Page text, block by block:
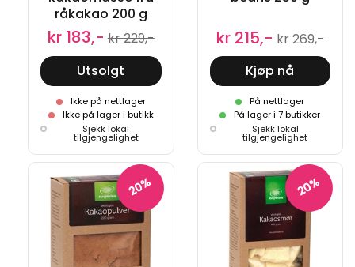
råkakao 200 g
kr 183,- kr 229,-
Utsolgt
Ikke på nettlager
Ikke på lager i butikk
Sjekk lokal
tilgjengelighet
kr 215,- kr 269,-
Kjøp nå
På nettlager
På lager i 7 butikker
Sjekk lokal
tilgjengelighet
20% 20%